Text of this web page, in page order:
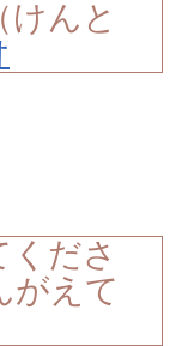
んと
くださ
がえて